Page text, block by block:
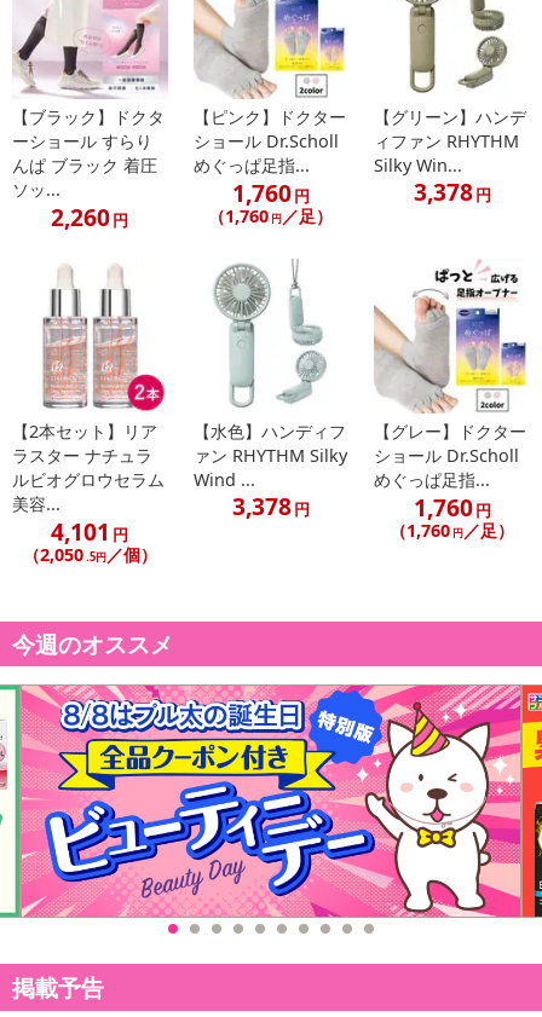
爪先につけるだけのカンタン巻き爪対策。巻いた爪を広げてくれ
た爪を広げてくれるクリップ。世界初、超弾性形状記憶合金を採
用。爪先につけると一定の力を維持しながら、爪が広がるまで力を
加え続けます。爪の高度な変形にも対応可能。サイズは幅の違う3種
・原産国（最終加工地）：日本
・原材料/材質/素材：銅、アルミニウム、マンガン合金
・商品サイズ：Mサイズ
・注意事項：【発売元、製造元、輸入元又】レキットベンキーザ
ー・ジャパン/【ドクターショール 巻き爪用クリップ Lサイズの商品
詳細】●巻き爪の対処に新しい選択肢 。フックを爪先に引っかける
発現し、高度な変形にも対応可能です。※巻き爪クリップを使用の
際には、定期的な専門家の検診・指導に基づいて使用してくださ
い。●外科的処置の必要がなく、手軽に装着できます。また、装着指
導後患者さんご自身で対応が可能
注意事項
【賞味・消費期限のある商品について】
商品到着時点でのお日持ち期間は、配送日数などにより異なります
のでご了承ください。
※お申込み後のキャンセルはお受けできません。
記載されている内容を必ずご確認いただき、お届けする商品セット
【ブラック】ドクタ
ーショール すらり
んぱ ブラック 着圧
ソッ...
2,260円
【ピンク】ドクター
ショール Dr.Scholl
めぐっぱ足指...
1,760円
（1,760 円 ／足）
【グリーン】ハンデ
ィファン RHYTHM
Silky Win...
3,378円
【2本セット】リア
ラスター ナチュラ
ルビオグロウセラム
美容...
4,101 円
（2,050.5円／個）
【水色】ハンディフ
ァン RHYTHM Silky
Wind ...
3,378円
【グレー】ドクター
ショール Dr.Scholl
めぐっぱ足指...
1,760円
（1,760 円／足）
今週のオススメ
掲載予告